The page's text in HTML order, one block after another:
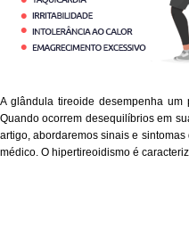
A glândula tireoide desempenha
Quando ocorrem desequilíbrios em
artigo, abordaremos sinais e
médico. O hipertireoidismo é